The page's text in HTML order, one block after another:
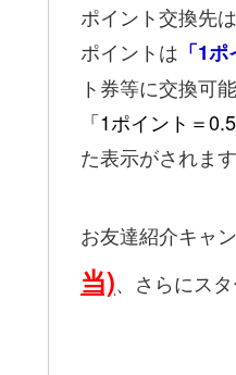
ポイント交換先
ポイントは 「1
ト券等に交換可能
「1ポイント＝0.5
た表示がされま
お友達紹介キャ
当)、さらにス